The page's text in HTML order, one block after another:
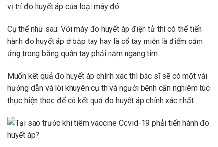
vị trí đo huyết áp của loại máy đó.
Cụ thể như sau: Với máy đo huyết áp điện tử thì có thể tiến
hành đo huyết áp ở bắp tay hay là cổ tay miễn là điểm cảm
ứng trong băng quấn tay phải nằm ngang tim.
Muốn kết quả đo huyết áp chính xác thì bác sĩ sẽ có một vài
hướng dẫn và lời khuyên cụ th và người bệnh cần nghiêm túc
thực hiện theo để có kết quả đo huyết áp chính xác nhất.